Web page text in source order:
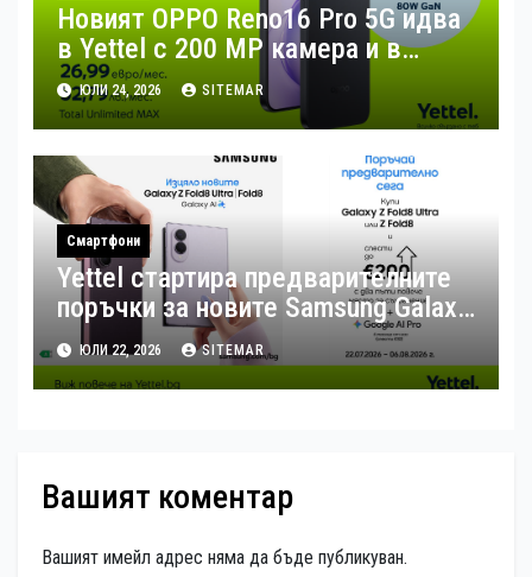
Новият OPPO Reno16 Pro 5G идва
в Yettel с 200 MP камера и в
комплект с 80W зарядно за бързо
зареждане
ЮЛИ 24, 2026 SITEMAR
Смартфони
Yettel стартира предварителните
поръчки за новите Samsung Galaxy
Z Flip8, Fold8 и Fold8 Ultra
ЮЛИ 22, 2026 SITEMAR
Вашият коментар
Вашият имейл адрес няма да бъде публикуван.